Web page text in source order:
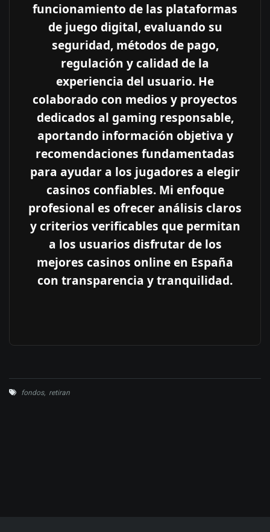
funcionamiento de las plataformas
de juego digital, evaluando su
seguridad, métodos de pago,
regulación y calidad de la
experiencia del usuario. He
colaborado con medios y proyectos
dedicados al gaming responsable,
aportando información objetiva y
recomendaciones fundamentadas
para ayudar a los jugadores a elegir
casinos confiables. Mi enfoque
profesional es ofrecer análisis claros
y criterios verificables que permitan
a los usuarios disfrutar de los
mejores casinos online en España
con transparencia y tranquilidad.
fondos, retiran